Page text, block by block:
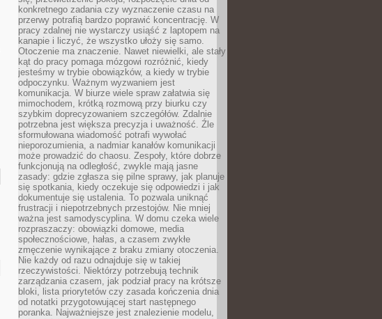
konkretnego zadania czy wyznaczenie czasu na
przerwy potrafią bardzo poprawić koncentrację. W
pracy zdalnej nie wystarczy usiąść z laptopem na
kanapie i liczyć, że wszystko ułoży się samo.
Otoczenie ma znaczenie. Nawet niewielki, ale stały
kąt do pracy pomaga mózgowi rozróżnić, kiedy
jesteśmy w trybie obowiązków, a kiedy w trybie
odpoczynku. Ważnym wyzwaniem jest
komunikacja. W biurze wiele spraw załatwia się
mimochodem, krótką rozmową przy biurku czy
szybkim doprecyzowaniem szczegółów. Zdalnie
potrzebna jest większa precyzja i uważność. Źle
sformułowana wiadomość potrafi wywołać
nieporozumienia, a nadmiar kanałów komunikacji
może prowadzić do chaosu. Zespoły, które dobrze
funkcjonują na odległość, zwykle mają jasne
zasady: gdzie zgłasza się pilne sprawy, jak planuje
się spotkania, kiedy oczekuje się odpowiedzi i jak
dokumentuje się ustalenia. To pozwala uniknąć
frustracji i niepotrzebnych przestojów. Nie mniej
ważna jest samodyscyplina. W domu czeka wiele
rozpraszaczy: obowiązki domowe, media
społecznościowe, hałas, a czasem zwykłe
zmęczenie wynikające z braku zmiany otoczenia.
Nie każdy od razu odnajduje się w takiej
rzeczywistości. Niektórzy potrzebują technik
zarządzania czasem, jak podział pracy na krótsze
bloki, lista priorytetów czy zasada kończenia dnia
od notatki przygotowującej start następnego
poranka. Najważniejsze jest znalezienie modelu,